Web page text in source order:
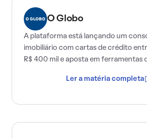
O Globo
A plataforma está lançando um
imobiliário com cartas de crédito
R$ 400 mil e aposta em ferramentas
Ler a matéria completa